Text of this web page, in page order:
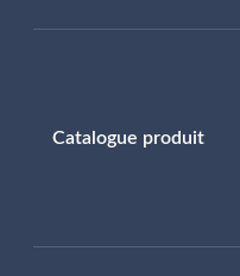
Catalogue produit